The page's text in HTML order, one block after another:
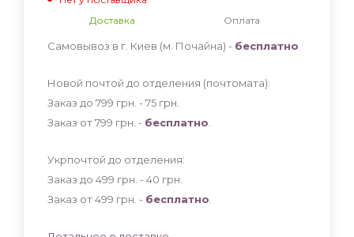
Доставка
Оплата
Самовывоз в г. Киев (м. Почайна) - бесплатно
Новой почтой до отделения (почтомата):
Заказ до 799 грн. - 75 грн
Заказ от 799 грн. - бесплатно
Укрпочтой до отделения:
Заказ до 499 грн. - 40 грн
Заказ от 499 грн. - бесплатно